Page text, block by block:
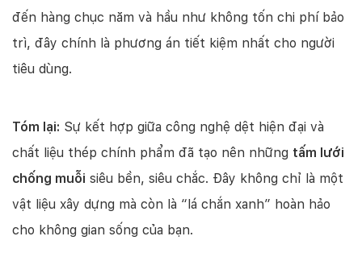
đến hàng chục năm và hầu như không tốn chi phí bảo
trì, đây chính là phương án tiết kiệm nhất cho người
tiêu dùng.
Tóm lại: Sự kết hợp giữa công nghệ dệt hiện đại và
chất liệu thép chính phẩm đã tạo nên những tấm lưới
chống muỗi siêu bền, siêu chắc. Đây không chỉ là một
vật liệu xây dựng mà còn là “lá chắn xanh” hoàn hảo
cho không gian sống của bạn.